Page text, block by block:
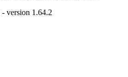
- version 1.64.2